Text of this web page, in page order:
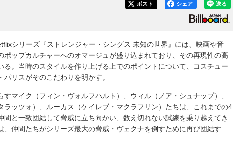
送る
シェア
ポスト
シリーズ『ストレンジャー・シングス 未知の世界』には、映画や音
ポップカルチャーへのオマージュが盛り込まれており、その再現性の高
る。当時のスタイルを作り上げる上でのポイントについて、コスチュー
リスがそのこだわりを明かす。
マイク（フィン・ヴォルフハルト）、ウィル（ノア・シュナップ）、
ラッツォ）、ルーカス（ケイレブ・マクラフリン）たちは、これまでの4
間と一致団結して脅威に立ち向かい、数え切れない試練を乗り越えてき
、仲間たちがシリーズ最大の脅威・ヴェクナを倒すために再び団結す